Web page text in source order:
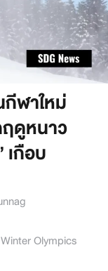
กีฬาใหม่
ฤดูหนาว
เกือบ
Winter Olympics